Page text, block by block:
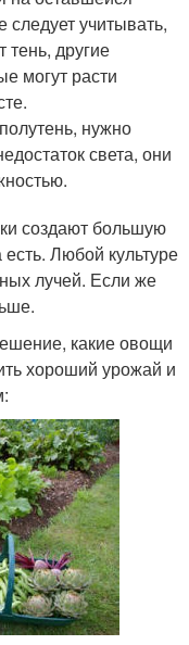
следует учитывать,
тень, другие
могут расти
нужно
света, они
создают большую
Любой культуре
лучей. Если же
какие овощи
хороший урожай и